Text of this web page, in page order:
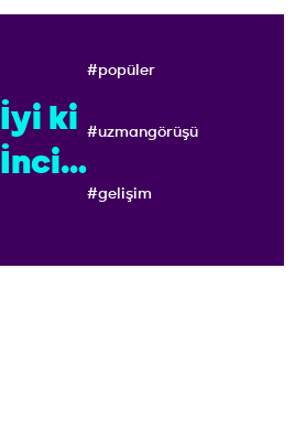
İyi ki
İnci…
#popüler
#uzmangörüşü
#gelişim